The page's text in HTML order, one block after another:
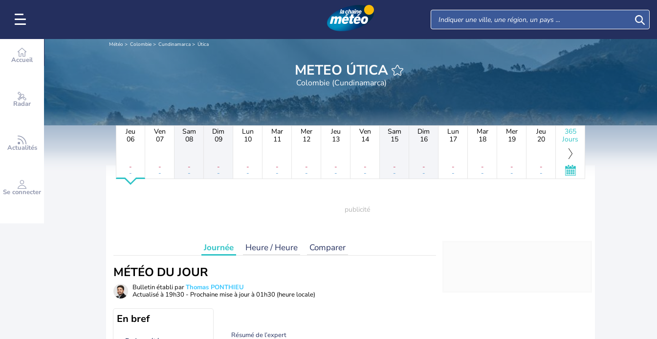
Accueil
Radar
Actualités
Se connecter
Météo Colombie Cundinamarca Útica
METEO ÚTICA
Colombie (Cundinamarca)
Jeu
06
-
-
Ven
07
-
-
Sam
08
-
-
Dim
09
-
-
Lun
10
-
-
Mar
11
-
-
Mer
12
-
-
Jeu
13
-
-
Ven
14
-
-
Sam
15
-
-
Dim
16
-
-
Lun
17
-
-
Mar
18
-
-
Mer
19
-
-
Jeu
20
-
-
365
Jours
Journée Heure / Heure Comparer
MÉTÉO DU JOUR
Bulletin établi parThomas PONTHIEU
Actualisé à 19h30 - Prochaine mise à jour à 01h30 (heure locale)
En bref
Résumé de l’expert